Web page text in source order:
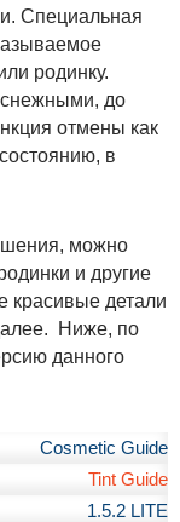
Специальная
родинку.
до
отмены как
в
можно
и другие
красивые детали
Ниже, по
данного
Cosmetic Guide
Tint Guide
1.5.2 LITE